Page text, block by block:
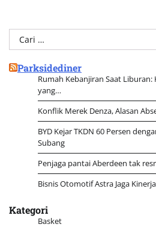
Cari
untuk:
Parksidediner
Rumah Kebanjiran Saat Liburan:
yang…
Konflik Merek Denza, Alasan
BYD Kejar TKDN 60 Persen
Subang
Penjaga pantai Aberdeen tak
Bisnis Otomotif Astra Jaga
Kategori
Basket